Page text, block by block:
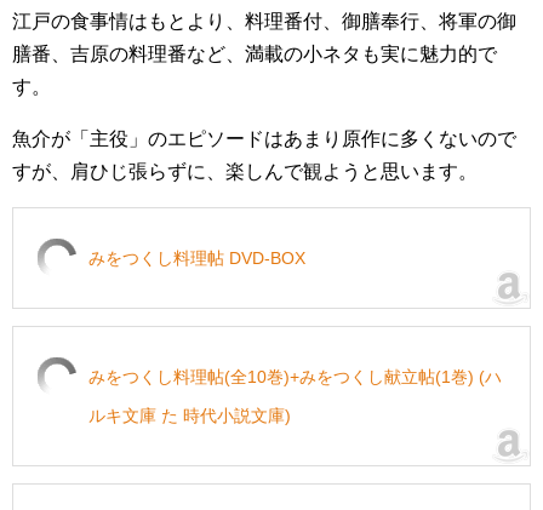
江戸の食事情はもとより、料理番付、御膳奉行、将軍の御
膳番、吉原の料理番など、満載の小ネタも実に魅力的で
す。
魚介が「主役」のエピソードはあまり原作に多くないので
すが、肩ひじ張らずに、楽しんで観ようと思います。
みをつくし料理帖 DVD-BOX
みをつくし料理帖(全10巻)+みをつくし献立帖(1巻) (ハ
ルキ文庫 た 時代小説文庫)